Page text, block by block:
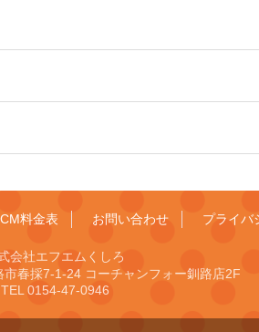
料金表 お問い合わせ プライバ
会社エフエムくしろ
春採7-1-24 コーチャンフォー釧路店2F
TEL 0154-47-0946